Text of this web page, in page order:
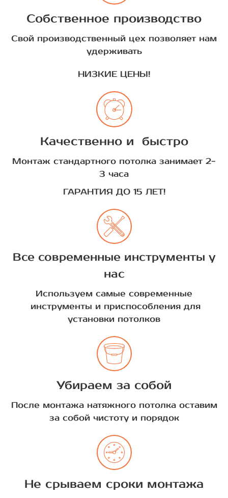
Собственное производство
Свой производственный цех позволяет нам
удерживать
НИЗКИЕ ЦЕНЫ!
Качественно и быстро
Монтаж стандартного потолка занимает 2-
3 часа
ГАРАНТИЯ ДО 15 ЛЕТ!
Все современные инструменты у
нас
Используем самые современные
инструменты и приспособления для
установки потолков
Убираем за собой
После монтажа натяжного потолка оставим
за собой чистоту и порядок
Не срываем сроки монтажа